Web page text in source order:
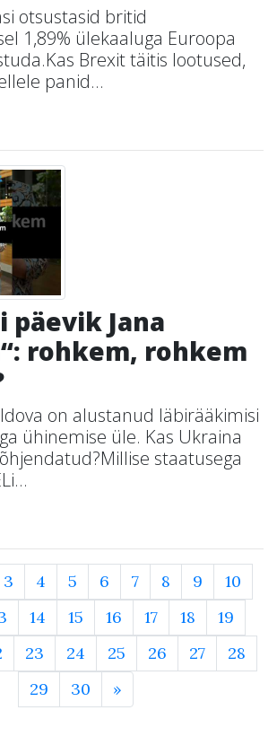
otsustasid britid
1,89% ülekaaluga Euroopa
Brexit täitis lootused,
panid...
päevik Jana
rohkem, rohkem
on alustanud läbirääkimisi
ühinemise üle. Kas Ukraina
staatusega
3 4 5 6 7 8 9
10
14 15 16 17 18
19
23 24 25 26 27
28
29
30 »